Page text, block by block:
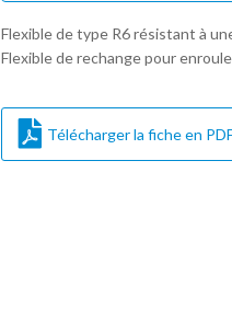
Flexible de type R6 résistant à
Flexible de rechange pour
Télécharger la fiche en